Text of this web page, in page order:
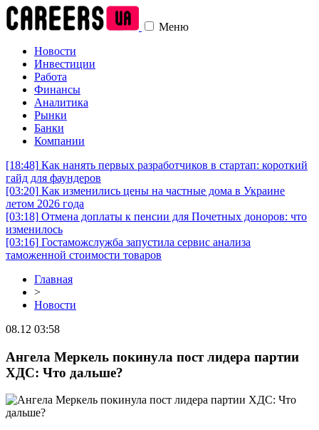
Меню
Новости
Инвестиции
Работа
Финансы
Аналитика
Рынки
Банки
Компании
[18:48] Как нанять первых разработчиков в стартап: короткий
гайд для фаундеров
[03:20] Как изменились цены на частные дома в Украине
летом 2026 года
[03:18] Отмена доплаты к пенсии для Почетных доноров: что
изменилось
[03:16] Гостаможслужба запустила сервис анализа
таможенной стоимости товаров
Главная
>
Новости
08.12 03:58
Ангела Меркель покинула пост лидера партии
ХДС: Что дальше?